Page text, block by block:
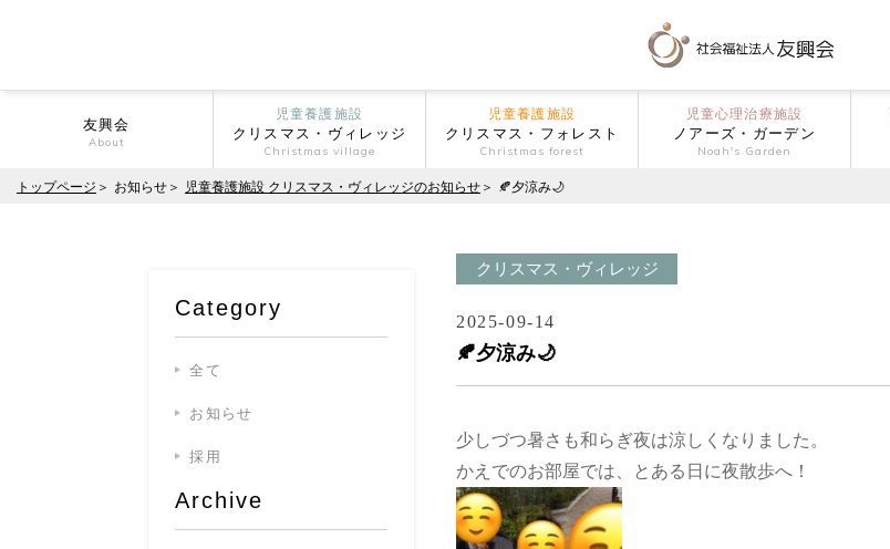
友興会
About
児童養護施設
クリスマス・ヴィレッジ
Christmas village
児童養護施設
クリスマス・フォレスト
Christmas forest
児童心理治療施設
ノアーズ・ガーデン
Noah's Garden
トップページ お知らせ 児童養護施設 クリスマス・ヴィレッジのお知らせ 🍂夕涼み🌙
クリスマス・ヴィレッジ
2025-09-14
🍂夕涼み🌙
少しづつ暑さも和らぎ夜は涼しくなりました。
かえでのお部屋では、とある日に夜散歩へ！
Category
全て
お知らせ
採用
Archive